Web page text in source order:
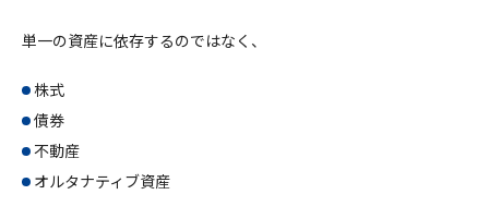
単一の資産に依存するのではなく、
株式
債券
不動産
オルタナティブ資産